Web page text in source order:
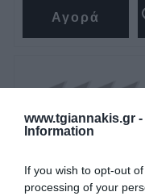
www.tgiannakis.gr -
Information
If you wish to opt-out
processing of your
Αγορά